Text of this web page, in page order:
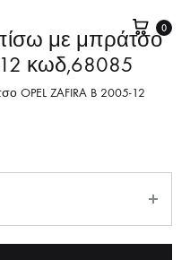
0
με μπράτσο
12 κωδ,68085
OPEL ZAFIRA B 2005-12